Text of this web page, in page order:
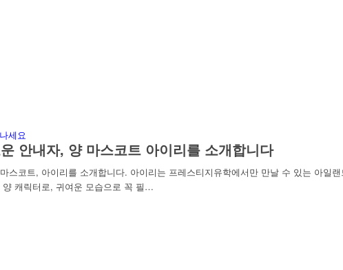
안내자, 양 마스코트 아이리를 소개합니다
스코트, 아이리를 소개합니다. 아이리는 프레스티지유학에서만 만날 수 있는 아일
캐릭터로, 귀여운 모습으로 꼭 필…